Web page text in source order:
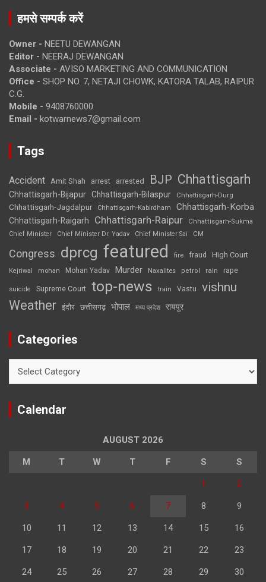
हमसे सम्पर्क करें
Owner - NEETU DEWANGAN
Editor - NEERAJ DEWANGAN
Associate - AVISO MARKETING AND COMMUNICATION
Office - SHOP NO. 7, NETAJI CHOWK, KATORA TALAB, RAIPUR
C.G.
Mobile - 9408760000
Email - kotwarnews7@gmail.com
Tags
Accident Amit Shah arrest arrested BJP Chhattisgarh
Chhattisgarh-Bijapur Chhattisgarh-Bilaspur Chhattisgarh-Durg
Chhattisgarh-Jagdalpur Chhattisgarh-Kabirdham Chhattisgarh-Korba
Chhattisgarh-Raigarh Chhattisgarh-Raipur
Chhattisgarh-Sukma
Chief Minister
Chief Minister Dr. Yadav Chief Minister Sai CM
Congress dprcg featured fire fraud High Court
Kejriwal mohan Mohan Yadav Murder Naxalites petrol rain rape
suicide Supreme Court top-news train Vastu vishnu
Weather इंदौर छत्तीसगढ़ भोपाल मध्य प्रदेश रायपुर
Categories
Calendar
AUGUST 2026
M T W T F S S
1 2
3 4 5 6 7 8 9
10 11 12 13 14 15 16
17 18 19 20 21 22 23
24 25 26 27 28 29 30